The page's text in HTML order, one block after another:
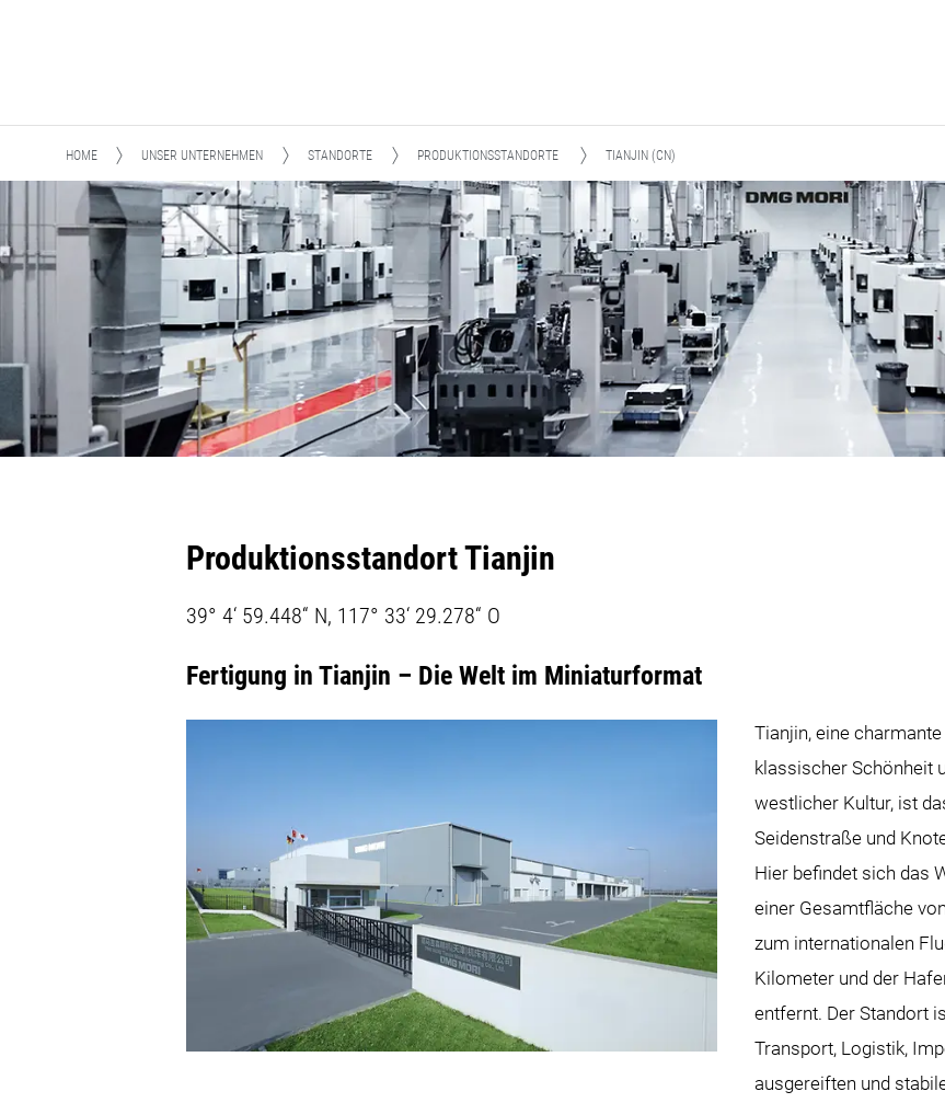
HOME UNSER UNTERNEHMEN STANDORTE PRODUKTIONSSTANDORTE TIANJIN (CN)
Produktionsstandort Tianjin
39° 4‘ 59.448“ N, 117° 33‘ 29.278“ O
Fertigung in Tianjin – Die Welt im Miniaturformat
Tianjin, eine
klassischer Schönheit
westlicher Kultur, ist
Seidenstraße und
Hier befindet sich das
einer Gesamtfläche
zum internationalen
Kilometer und der
entfernt. Der Standort
Transport, Logistik,
ausgereiften und